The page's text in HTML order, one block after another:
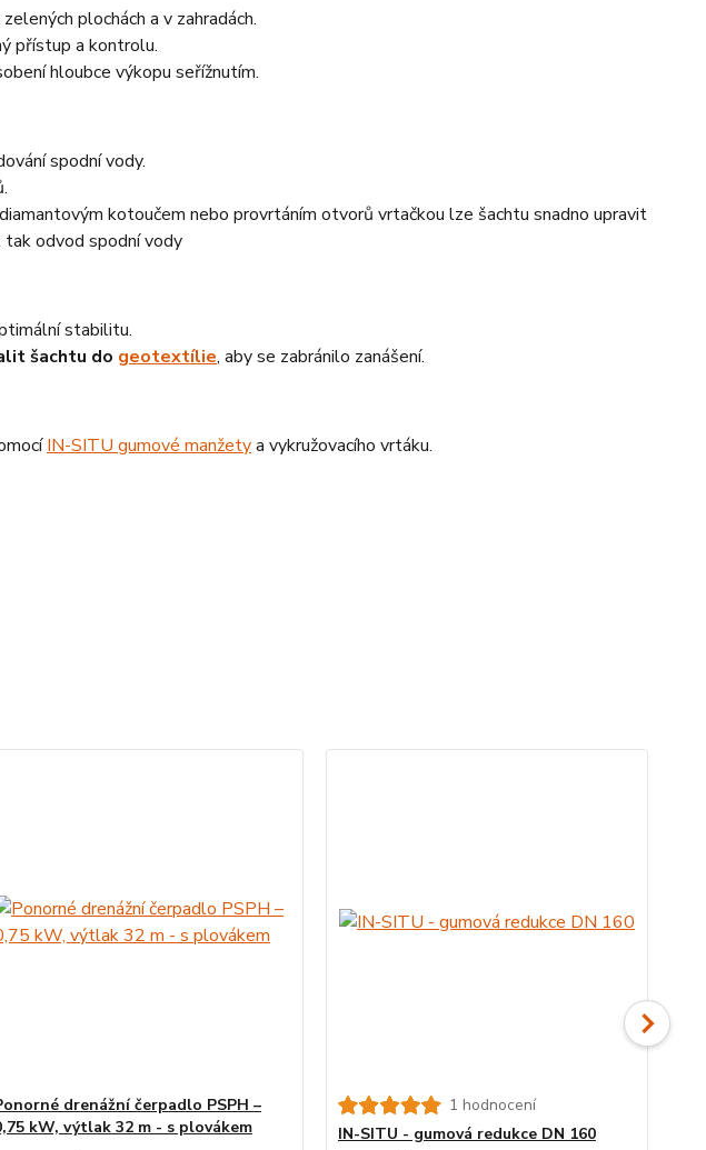
plochách a v zahradách.
přístup a kontrolu.
hloubce výkopu seřížnutím.
spodní vody.
kotoučem nebo provrtáním otvorů vrtačkou lze šachtu snadno upravit
odvod spodní vody
stabilitu.
šachtu do geotextílie, aby se zabránilo zanášení.
IN-SITU gumové manžetya vykružovacího vrtáku.
drenážní čerpadlo PSPH –
kW, výtlak 32 m - s plovákem
1 hodnocení
IN-SITU - gumová redukce DN 160